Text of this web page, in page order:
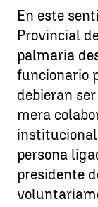
En este
Provincial
palmaria
funcionario
debieran
mera
persona
presidente